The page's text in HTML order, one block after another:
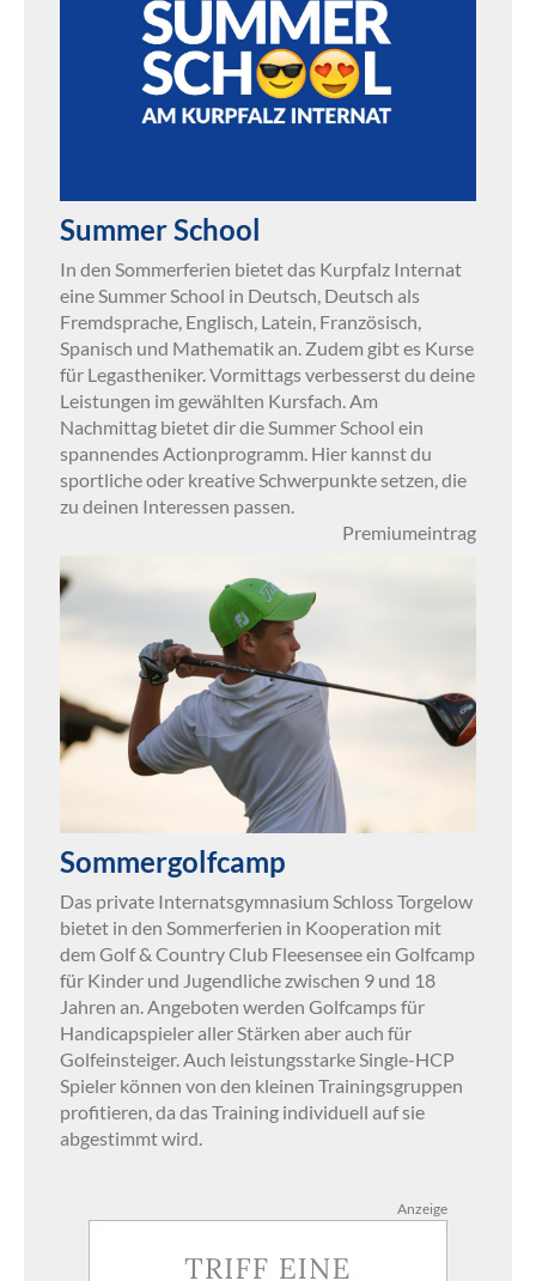
Summer School
In den Sommerferien bietet das Kurpfalz Internat
eine Summer School in Deutsch, Deutsch als
Fremdsprache, Englisch, Latein, Französisch,
Spanisch und Mathematik an. Zudem gibt es Kurse
für Legastheniker. Vormittags verbesserst du deine
Leistungen im gewählten Kursfach. Am
Nachmittag bietet dir die Summer School ein
spannendes Actionprogramm. Hier kannst du
sportliche oder kreative Schwerpunkte setzen, die
zu deinen Interessen passen.
Premiumeintrag
Sommergolfcamp
Das private Internatsgymnasium Schloss Torgelow
bietet in den Sommerferien in Kooperation mit
dem Golf & Country Club Fleesensee ein Golfcamp
für Kinder und Jugendliche zwischen 9 und 18
Jahren an. Angeboten werden Golfcamps für
Handicapspieler aller Stärken aber auch für
Golfeinsteiger. Auch leistungsstarke Single-HCP
Spieler können von den kleinen Trainingsgruppen
profitieren, da das Training individuell auf sie
abgestimmt wird.
Anzeige